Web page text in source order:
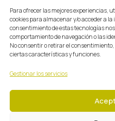
Para ofrecer las mejores experiencias,
cookies para almacenar y/o acceder a
consentimiento de estas tecnologías
comportamiento de navegación o las
No consentir o retirar el
ciertas características y funciones.
Gestionar los servicios
Sociales